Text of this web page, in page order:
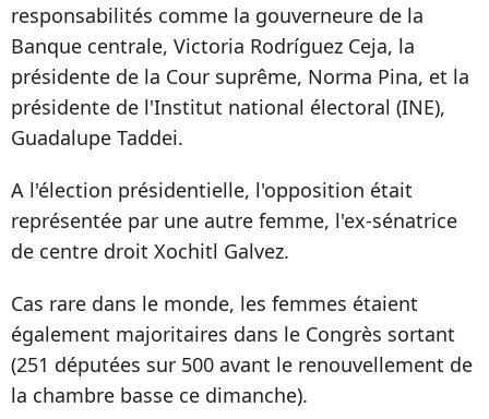
responsabilités comme la gouverneure de la
Banque centrale, Victoria Rodríguez Ceja, la
présidente de la Cour suprême, Norma Pina, et la
présidente de l'Institut national électoral (INE),
Guadalupe Taddei.
A l'élection présidentielle, l'opposition était
représentée par une autre femme, l'ex-sénatrice
de centre droit Xochitl Galvez.
Cas rare dans le monde, les femmes étaient
également majoritaires dans le Congrès sortant
(251 députées sur 500 avant le renouvellement de
la chambre basse ce dimanche).